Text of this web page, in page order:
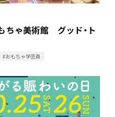
ちゃ美術館 グッド・ト
#おもちゃ学芸員